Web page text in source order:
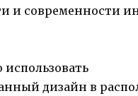
и современности
дизайн в